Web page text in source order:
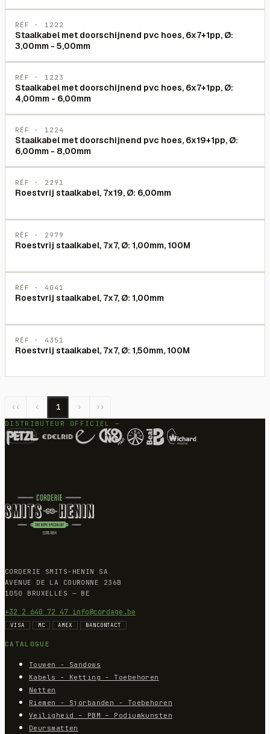
RÉF · 1222
Staalkabel met doorschijnend pvc hoes, 6x7+1pp, Ø:
3,00mm - 5,00mm
RÉF · 1223
Staalkabel met doorschijnend pvc hoes, 6x7+1pp, Ø:
4,00mm - 6,00mm
RÉF · 1224
Staalkabel met doorschijnend pvc hoes, 6x19+1pp, Ø:
6,00mm - 8,00mm
RÉF · 2291
Roestvrij staalkabel, 7x19, Ø: 6,00mm
RÉF · 2979
Roestvrij staalkabel, 7x7, Ø: 1,00mm, 100M
RÉF · 4041
Roestvrij staalkabel, 7x7, Ø: 1,00mm
RÉF · 4351
Roestvrij staalkabel, 7x7, Ø: 1,50mm, 100M
‹‹ ‹ 1 › ››
DISTRIBUTEUR OFFICIEL —
CORDERIE SMITS-HENIN SA
AVENUE DE LA COURONNE 236B
1050 BRUXELLES — BE
+32 2 640 72 47 info@cordage.be
VISA MC AMEX BANCONTACT
CATALOGUE
Touwen - Sandows
Kabels - Ketting - Toebehoren
Netten
Riemen - Sjorbanden - Toebehoren
Veiligheid – PBM – Podiumkunsten
Deursmatten